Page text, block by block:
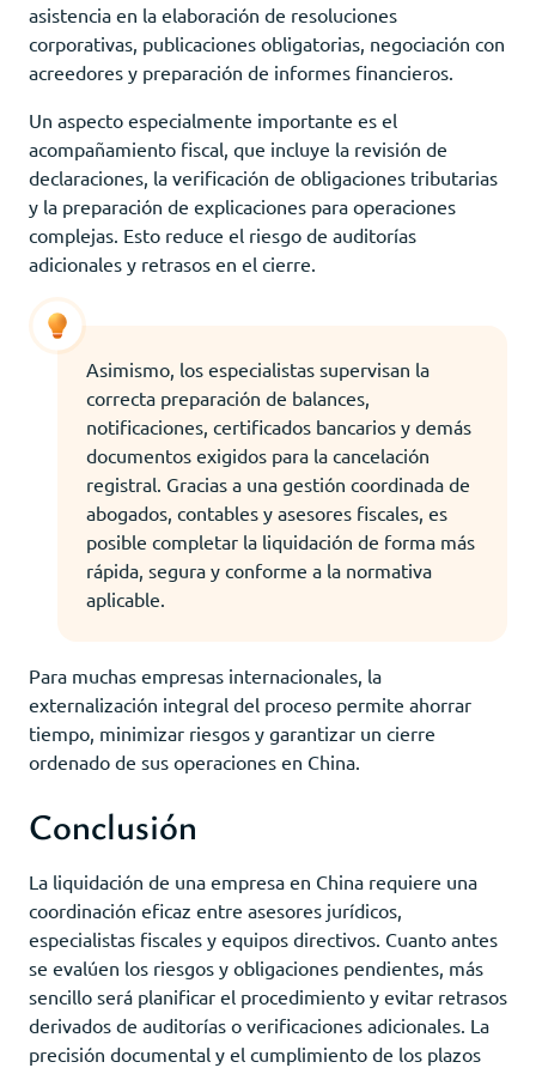
asistencia en la elaboración de resoluciones
corporativas, publicaciones obligatorias, negociación con
acreedores y preparación de informes financieros.
Un aspecto especialmente importante es el
acompañamiento fiscal, que incluye la revisión de
declaraciones, la verificación de obligaciones tributarias
y la preparación de explicaciones para operaciones
complejas. Esto reduce el riesgo de auditorías
adicionales y retrasos en el cierre.
Asimismo, los especialistas supervisan la
correcta preparación de balances,
notificaciones, certificados bancarios y demás
documentos exigidos para la cancelación
registral. Gracias a una gestión coordinada de
abogados, contables y asesores fiscales, es
posible completar la liquidación de forma más
rápida, segura y conforme a la normativa
aplicable.
Para muchas empresas internacionales, la
externalización integral del proceso permite ahorrar
tiempo, minimizar riesgos y garantizar un cierre
ordenado de sus operaciones en China.
Conclusión
La liquidación de una empresa en China requiere una
coordinación eficaz entre asesores jurídicos,
especialistas fiscales y equipos directivos. Cuanto antes
se evalúen los riesgos y obligaciones pendientes, más
sencillo será planificar el procedimiento y evitar retrasos
derivados de auditorías o verificaciones adicionales. La
precisión documental y el cumplimiento de los plazos